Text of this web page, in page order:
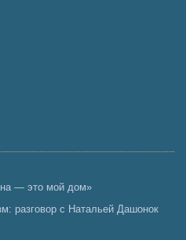
— это мой дом»
разговор с Натальей Дашонок